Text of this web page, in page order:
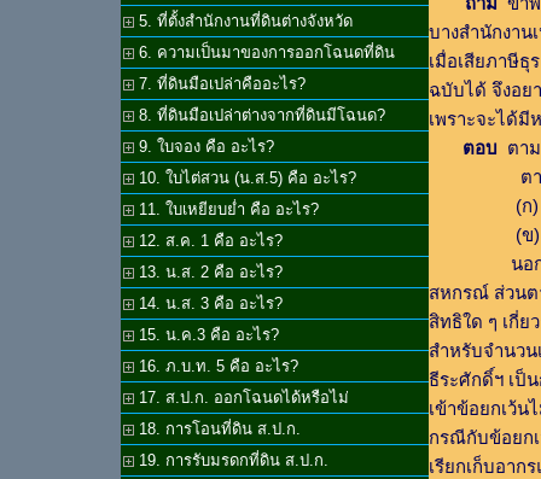
5. ที่ตั้งสำนักงานที่ดินต่างจังหวัด
6. ความเป็นมาของการออกโฉนดที่ดิน
7. ที่ดินมือเปล่าคืออะไร?
8. ที่ดินมือเปล่าต่างจากที่ดินมีโฉนด?
9. ใบจอง คือ อะไร?
10. ใบไต่สวน (น.ส.5) คือ อะไร?
11. ใบเหยียบย่ำ คือ อะไร?
12. ส.ค. 1 คือ อะไร?
13. น.ส. 2 คือ อะไร?
14. น.ส. 3 คือ อะไร?
15. น.ค.3 คือ อะไร?
16. ภ.บ.ท. 5 คือ อะไร?
17. ส.ป.ก. ออกโฉนดได้หรือไม่
18. การโอนที่ดิน ส.ป.ก.
19. การรับมรดกที่ดิน ส.ป.ก.
บางสำนักงาน
เมื่อเสียภาษีธุ
ฉบับได้ จึงอย
เพราะจะได้
ตอบ ตา
ตามลักษณ
(ก) ถ้าต้นฉ
(ข) ถ้าเกิ
นอกจากนี้ยั
สหกรณ์ ส่วนต
สิทธิใด ๆ เกี่ย
สำหรับจำนว
ธีระศักดิ์ฯ เป็
เข้าข้อยกเว้
กรณีกับข้อยก
เรียกเก็บอาก